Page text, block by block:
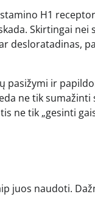
H1
Skirtingai nei
desloratadinas,
ir
ne tik
ne tik „gesinti
juos naudoti.